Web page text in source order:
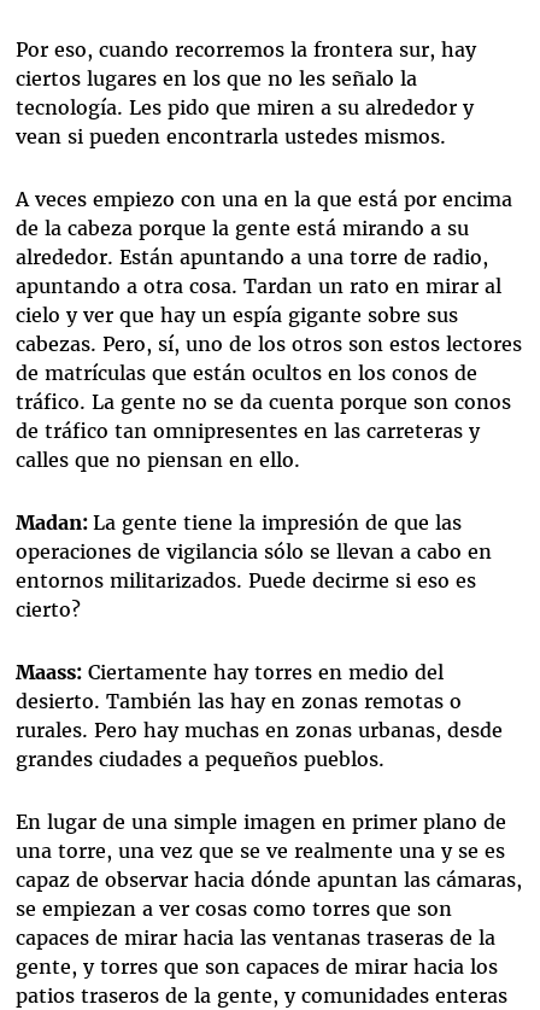
Por eso, cuando recorremos la frontera sur, hay
ciertos lugares en los que no les señalo la
tecnología. Les pido que miren a su alrededor y
vean si pueden encontrarla ustedes mismos.
A veces empiezo con una en la que está por encima
de la cabeza porque la gente está mirando a su
alrededor. Están apuntando a una torre de radio,
apuntando a otra cosa. Tardan un rato en mirar al
cielo y ver que hay un espía gigante sobre sus
cabezas. Pero, sí, uno de los otros son estos lectores
de matrículas que están ocultos en los conos de
tráfico. La gente no se da cuenta porque son conos
de tráfico tan omnipresentes en las carreteras y
calles que no piensan en ello.
Madan: La gente tiene la impresión de que las
operaciones de vigilancia sólo se llevan a cabo en
entornos militarizados. Puede decirme si eso es
cierto?
Maass:Ciertamente hay torres en medio del
desierto. También las hay en zonas remotas o
rurales. Pero hay muchas en zonas urbanas, desde
grandes ciudades a pequeños pueblos.
En lugar de una simple imagen en primer plano de
una torre, una vez que se ve realmente una y se es
capaz de observar hacia dónde apuntan las cámaras,
se empiezan a ver cosas como torres que son
capaces de mirar hacia las ventanas traseras de la
gente, y torres que son capaces de mirar hacia los
patios traseros de la gente, y comunidades enteras